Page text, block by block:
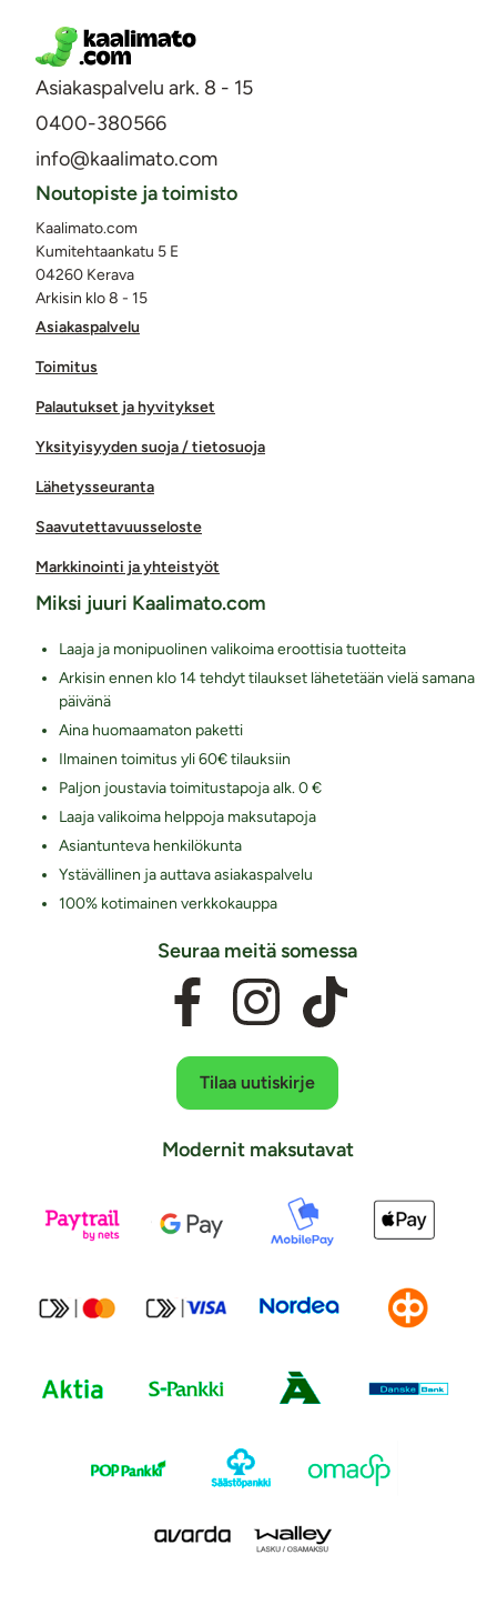
Asiakaspalvelu ark. 8 - 15
0400-380566
info@kaalimato.com
Asiakaspalvelu
Toimitus
Palautukset ja hyvitykset
Yksityisyyden suoja / tietosuoja
Lähetysseuranta
Saavutettavuusseloste
Markkinointi ja yhteistyöt
Noutopiste ja toimisto
Kaalimato.com
Kumitehtaankatu 5 E
04260 Kerava
Arkisin klo 8 - 15
Miksi juuri Kaalimato.com
Laaja ja monipuolinen valikoima eroottisia tuotteita
Arkisin ennen klo 14 tehdyt tilaukset lähetetään vielä samana
päivänä
Aina huomaamaton paketti
Ilmainen toimitus yli 60€ tilauksiin
Paljon joustavia toimitustapoja alk. 0 €
Laaja valikoima helppoja maksutapoja
Asiantunteva henkilökunta
Ystävällinen ja auttava asiakaspalvelu
100% kotimainen verkkokauppa
Seuraa meitä somessa
Tilaa uutiskirje
Modernit maksutavat